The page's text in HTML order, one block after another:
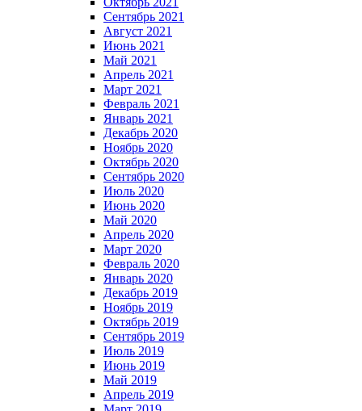
Сентябрь 2021
Август 2021
Июнь 2021
Май 2021
Апрель 2021
Март 2021
Февраль 2021
Январь 2021
Декабрь 2020
Ноябрь 2020
Октябрь 2020
Сентябрь 2020
Июль 2020
Июнь 2020
Май 2020
Апрель 2020
Март 2020
Февраль 2020
Январь 2020
Декабрь 2019
Ноябрь 2019
Октябрь 2019
Сентябрь 2019
Июль 2019
Июнь 2019
Май 2019
Апрель 2019